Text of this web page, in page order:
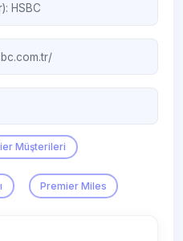
HSBC
Müşterileri
Premier Miles